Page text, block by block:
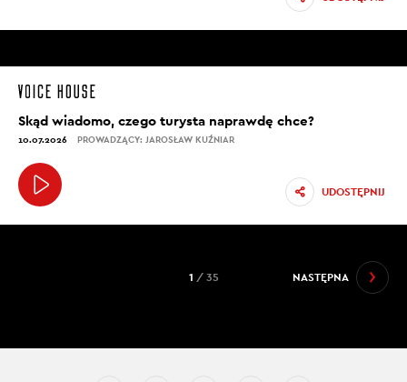
Skąd wiadomo, czego turysta naprawdę chce?
10.07.2026 PROWADZĄCY: JAROSŁAW KUŹNIAR
UDOSTĘPNIJ
NASTĘPNA
1 / 35